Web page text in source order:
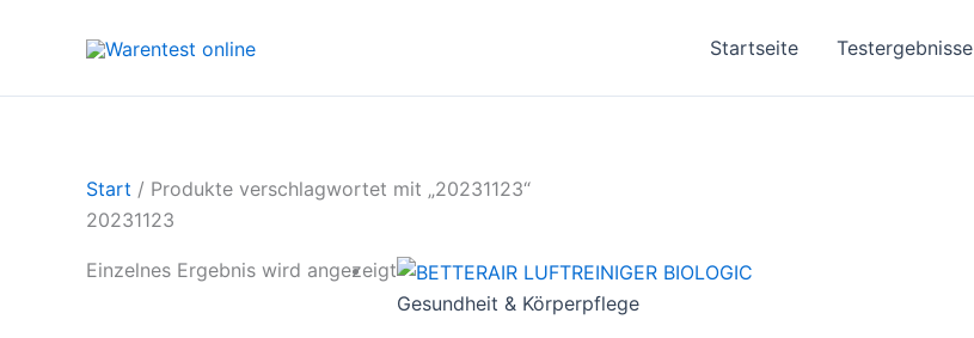
Startseite Testergebnisse
Start / Produkte verschlagwortet mit „20231123“
20231123
Einzelnes Ergebnis wird angezeigt
Gesundheit & Körperpflege